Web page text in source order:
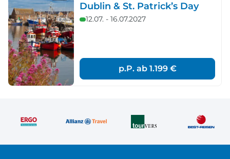
Dublin & St. Patrick’s Day
12.07. - 16.07.2027
p.P. ab 1.199 €